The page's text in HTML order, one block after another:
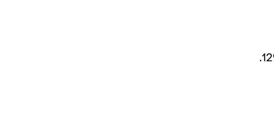
הום דיפו קיצצה את תחזית הצמיחה לשנת 2006 לרמה של 45 על בסיס צמיחה בהכנסות של 12%.